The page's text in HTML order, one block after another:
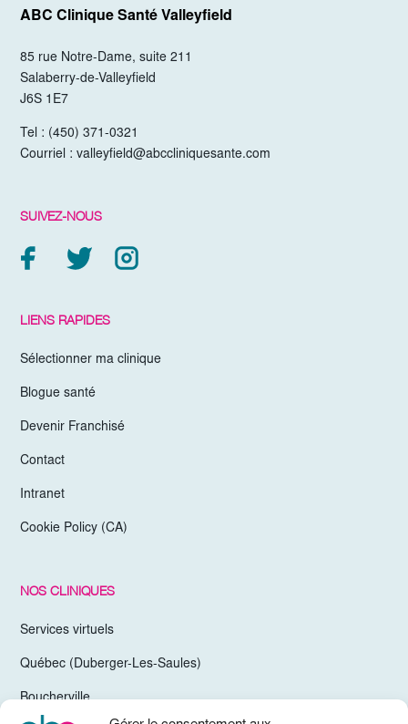
ABC Clinique Santé Valleyfield
85 rue Notre-Dame, suite 211
Salaberry-de-Valleyfield
J6S 1E7
Tel : (450) 371-0321
Courriel :valleyfield@abccliniquesante.com
SUIVEZ-NOUS
LIENS RAPIDES
Sélectionner ma clinique
Blogue santé
Devenir Franchisé
Contact
Intranet
Cookie Policy (CA)
NOS CLINIQUES
Services virtuels
Québec (Duberger-Les-Saules)
Boucherville